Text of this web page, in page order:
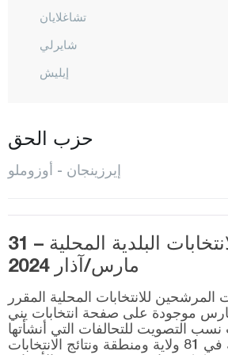
تشاغلايان
شايرلي
إيليش
كيماه
مرجان
مولاكوي
أوطلوك بيليه
رفاهية
تيرجان
حزب الحق
إيرزينجان - أوزوملو
المرشحون للانتخابات البلدية المحلية – 31
مارس/آذار 2024
المرشحين للانتخابات المحلية المقرر
في 31 مارس موجودة على صفحة انتخابات يني
التصويت للتحالفات التي أنشأتها
الأحزاب التركية في 81 ولاية ومنطقة ونتائج الانتخابات